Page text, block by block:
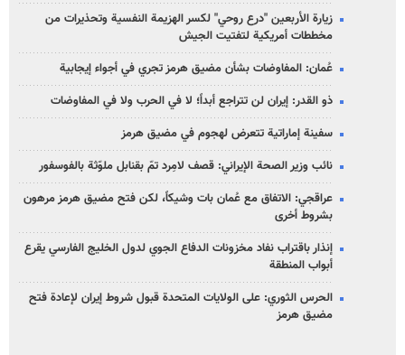
زيارة الأربعين "درع روحي" لكسر الهزيمة النفسية وتحذيرات من
مخططات أمريكية لتفتيت الجيش
عُمان: المفاوضات بشأن مضيق هرمز تجري في أجواء إيجابية
ذو القدر: إيران لن تتراجع أبداً؛ لا في الحرب ولا في المفاوضات
سفينة إماراتية تتعرض لهجوم في مضيق هرمز
نائب وزير الصحة الإيراني: قصف لامِرد تمّ بقنابل ملوّثة بالفوسفور
عراقجي: الاتفاق مع عُمان بات وشيكاً، لكن فتح مضيق هرمز مرهون
بشروط أخرى
إنذار باقتراب نفاد مخزونات الدفاع الجوي لدول الخليج الفارسي يقرع
أبواب المنطقة
الحرس الثوري: على الولايات المتحدة قبول شروط إيران لإعادة فتح
مضيق هرمز